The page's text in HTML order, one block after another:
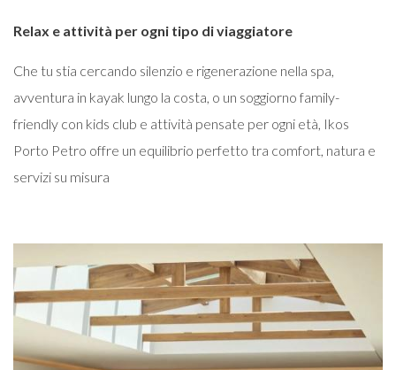
Relax e attività per ogni tipo di viaggiatore
Che tu stia cercando silenzio e rigenerazione nella spa,
avventura in kayak lungo la costa, o un soggiorno family-
friendly con kids club e attività pensate per ogni età, Ikos
Porto Petro offre un equilibrio perfetto tra comfort, natura e
servizi su misura